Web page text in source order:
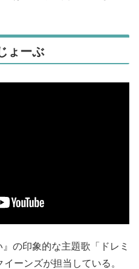
ょーぶ
の印象的な主題歌「ドレミ
ーンズが担当している。